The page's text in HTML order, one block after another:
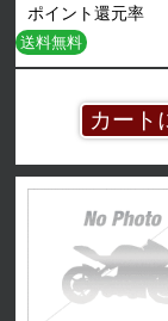
ポイント還元率
送料無料